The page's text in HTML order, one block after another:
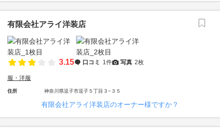
有限会社アライ洋装店
3.15 口コミ 1件 写真 2枚
服・洋服
住所 神奈川県逗子市逗子５丁目３−３５
有限会社アライ洋装店のオーナー様ですか？